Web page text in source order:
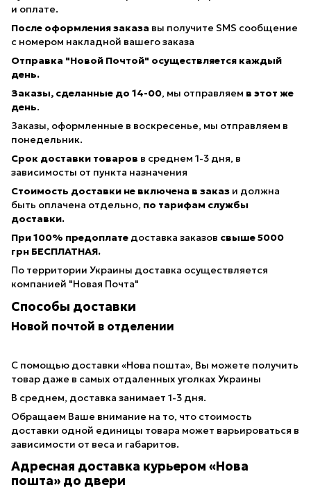
и оплате.
После оформления заказа вы получите SMS сообщение
с номером накладной вашего заказа
Отправка "Новой Почтой" осуществляется каждый
день.
Заказы, сделанные до 14-00, мы отправляем в этот же
день.
Заказы, оформленные в воскресенье, мы отправляем в
понедельник.
Срок доставки товаров в среднем 1-3 дня, в
зависимосты от пункта назначения
Стоимость доставки не включена в заказ и должна
быть оплачена отдельно, по тарифам службы
доставки.
При 100% предоплате доставка заказов свыше 5000
грн БЕСПЛАТНАЯ.
По территории Украины доставка осуществляется
компанией "Новая Почта"
Способы доставки
Новой почтой в отделении
С помощью доставки «Нова пошта», Вы можете получить
товар даже в самых отдаленных уголках Украины
В среднем, доставка занимает 1-3 дня.
Обращаем Ваше внимание на то, что стоимость
доставки одной единицы товара может варьироваться в
зависимости от веса и габаритов.
Адресная доставка курьером «Нова
пошта» до двери